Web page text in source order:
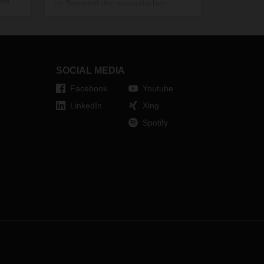
Logistikdienstleister von Rang
SOCIAL MEDIA
Facebook
LinkedIn
Youtube
Xing
Spotify